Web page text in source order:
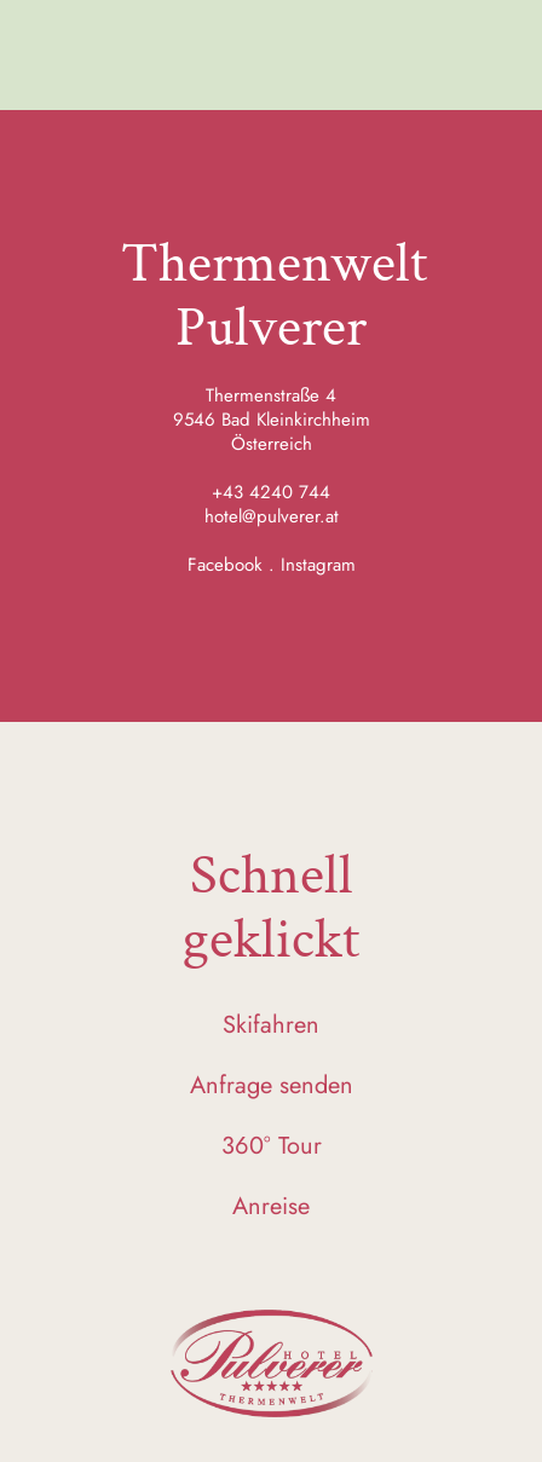
Thermenwelt
Pulverer
Thermenstraße 4
9546 Bad Kleinkirchheim
Österreich
+43 4240 744
hotel@pulverer.at
Facebook. Instagram
Schnell
geklickt
Skifahren
Anfrage senden
360° Tour
Anreise